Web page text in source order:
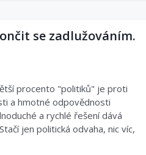
se zadlužováním.
procento "politiků" je proti
a hmotné odpovědnosti
a rychlé řešení dává
jen politická odvaha, nic víc,